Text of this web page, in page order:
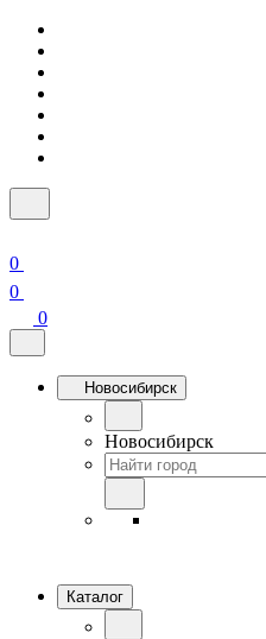
0
0
0
Новосибирск
Новосибирск
Каталог